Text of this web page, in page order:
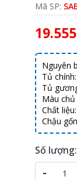
Mã SP:
Nguyên
Tủ
Tủ
Màu
Chất
Chậu
Số lượng:
-